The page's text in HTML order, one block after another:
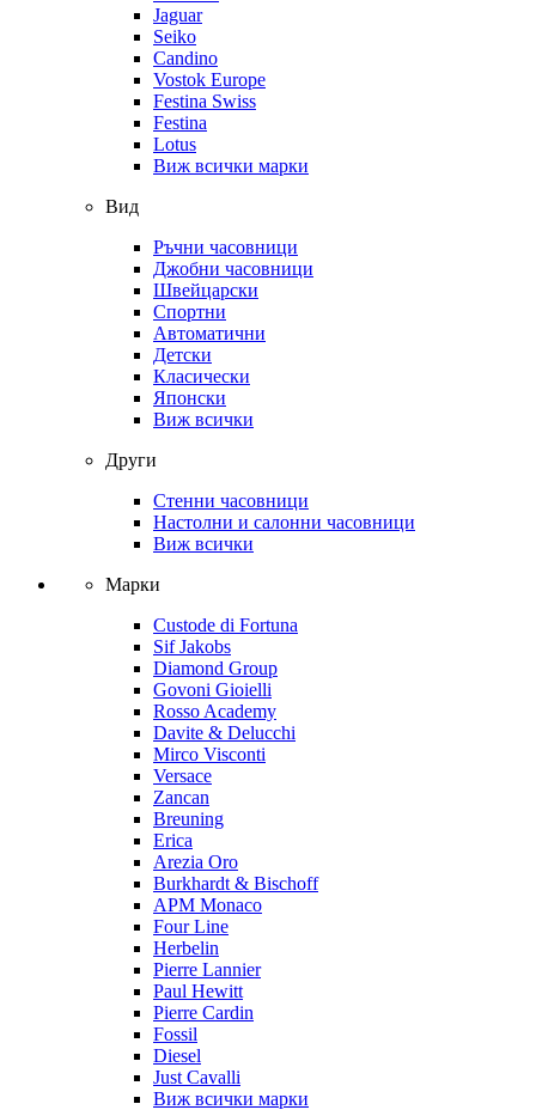
Jaguar
Seiko
Candino
Vostok Europe
Festina Swiss
Festina
Lotus
Виж всички марки
Вид
Ръчни часовници
Джобни часовници
Швейцарски
Спортни
Автоматични
Детски
Класически
Японски
Виж всички
Други
Стенни часовници
Настолни и салонни часовници
Виж всички
Марки
Custode di Fortuna
Sif Jakobs
Diamond Group
Govoni Gioielli
Rosso Academy
Davite & Delucchi
Mirco Visconti
Versace
Zancan
Breuning
Erica
Arezia Oro
Burkhardt & Bischoff
APM Monaco
Four Line
Herbelin
Pierre Lannier
Paul Hewitt
Pierre Cardin
Fossil
Diesel
Just Cavalli
Виж всички марки